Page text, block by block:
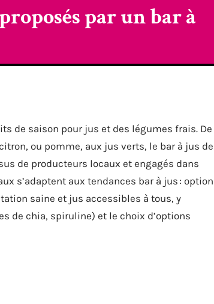
par un bar à
de saison pour jus et des légumes frais. De
ou pomme, aux jus verts, le bar à jus de
de producteurs locaux et engagés dans
s’adaptent aux tendances bar à jus : option
saine et jus accessibles à tous, y
de chia, spiruline) et le choix d’options